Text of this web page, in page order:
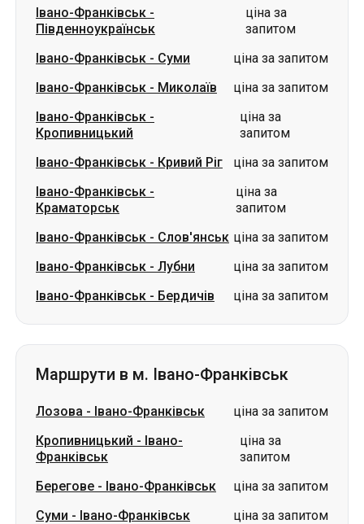
Івано-Франківськ -
Південноукраїнськ
ціна за
запитом
Івано-Франківськ - Суми
ціна за запитом
Івано-Франківськ - Миколаїв
ціна за запитом
Івано-Франківськ -
Кропивницький
ціна за
запитом
Івано-Франківськ - Кривий Ріг
ціна за запитом
Івано-Франківськ -
Краматорськ
ціна за
запитом
Івано-Франківськ - Слов'янськ ціна за запитом
Івано-Франківськ - Лубни
ціна за запитом
Івано-Франківськ - Бердичів ціна за запитом
Маршрути в м. Івано-Франківськ
Лозова - Івано-Франківськ
ціна за запитом
Кропивницький - Івано-
Франківськ
ціна за
запитом
Берегове - Івано-Франківськ
ціна за запитом
Суми - Івано-Франківськ
ціна за запитом